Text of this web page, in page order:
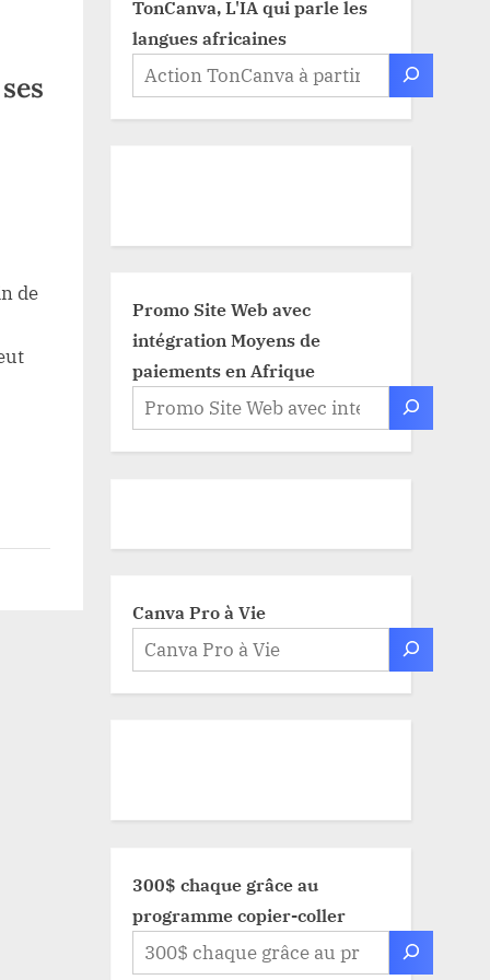
de
TonCanva, L'IA qui parle les
langues africaines
Promo Site Web avec
intégration Moyens de
paiements en Afrique
Canva Pro à Vie
300$ chaque grâce au
programme copier-coller